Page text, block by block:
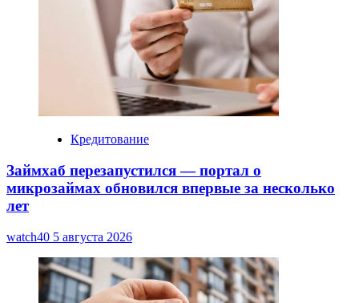
Кредитование
Займхаб перезапустился — портал о
микрозаймах обновился впервые за несколько
лет
watch40 5 августа 2026